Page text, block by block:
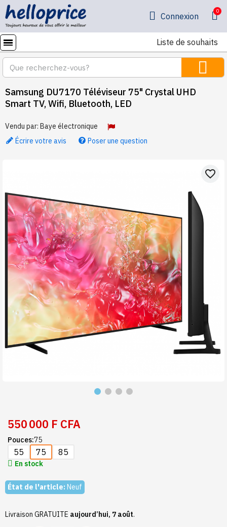
Connexion
Liste de souhaits
Samsung DU7170 Téléviseur 75" Crystal UHD
Smart TV, Wifi, Bluetooth, LED
Vendu par: Baye électronique
Écrire votre avis
Poser une question
favorite_border
550 000 F CFA
Pouces 75
55 75 85
En stock
État de l'article: Neuf
Livraison GRATUITE aujourd’hui, 7 août.